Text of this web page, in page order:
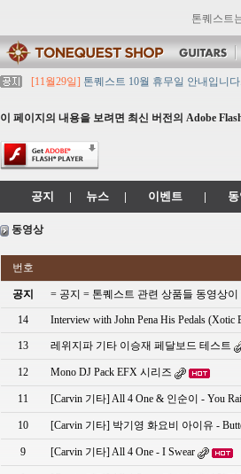
톤퀘스트
[11월29일] 톤퀘스트 10월 휴무일 안내입니다.
[11월29일]톤퀘스트쇼핑몰 리뉴얼 되었습니
[11월29일]
[대리점 모집] Gretsch, Jackson
이 페이지의 내용을 보려면 최신 버전의 Adobe
공지 | 뉴스 | 이벤트 |
동영상
번호
공지 = 공지 = 톤퀘스트 관련 상품들 동영상
14 Interview with John Pena His Pedals (Xotic
13 레위지파 기타 이승재 페달보드 테스트
12 Mono DJ Pack EFX 시리즈
11 [Carvin 기타] All 4 One & 인순이 - You
10 [Carvin 기타] 박기영 화요비 아이유 -
9 [Carvin 기타] All 4 One - I Swear